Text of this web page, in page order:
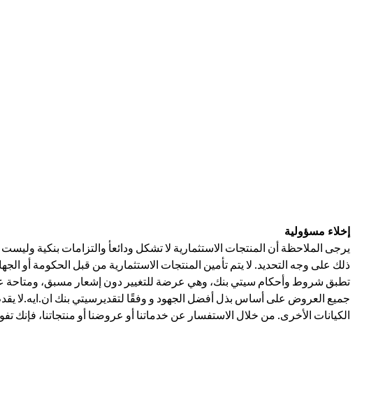
إخلاء مسؤولية
يرجى الملاحظة أن المنتجات الاستثمارية لا تشكل ودائعأ والتزامات بنكية
ذلك على وجه التحديد. لا يتم تأمين المنتجات الاستثمارية من قبل الحكومة أو
تطبق شروط وأحكام سيتي بنك، وهي عرضة للتغيير دون إشعار مسبق، ومتاحة
جميع العروض على أساس بذل أفضل الجهود و وفقًا لتقديرسيتي بنك ان.ايه.لا
الكيانات الأخرى. من خلال الاستفسار عن خدماتنا أو عروضنا أو منتجاتنا،